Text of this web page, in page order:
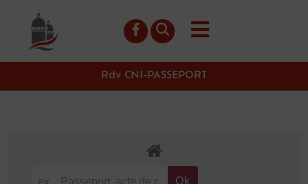
principal
Rdv CNI-PASSEPORT